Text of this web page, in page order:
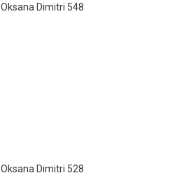
Oksana Dimitri 548
Oksana Dimitri 528